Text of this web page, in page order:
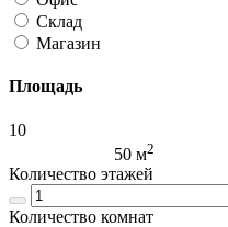
Склад
Магазин
Площадь
10
50 м2
Количество этажей
Количество комнат